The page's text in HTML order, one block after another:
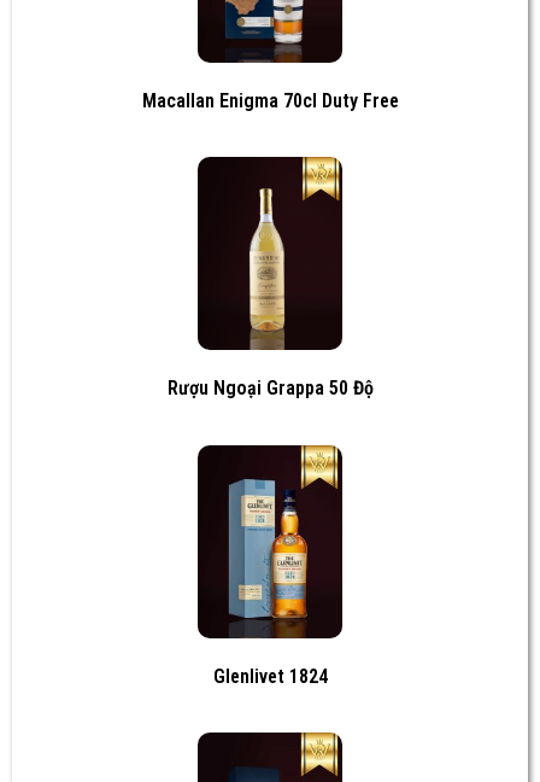
Macallan Enigma 70cl Duty Free
Rượu Ngoại Grappa 50 Độ
Glenlivet 1824